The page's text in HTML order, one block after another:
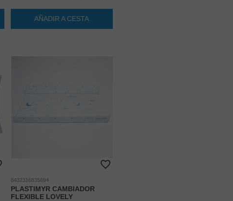
AÑADIR A CESTA
8432316835694
PLASTIMYR CAMBIADOR
FLEXIBLE LOVELY